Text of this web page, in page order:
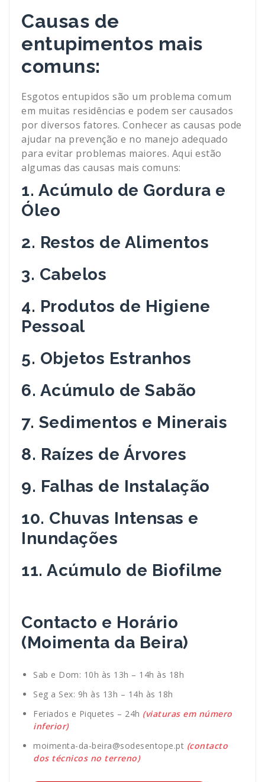
Causas de
entupimentos mais
comuns:
Esgotos entupidos são um problema comum
em muitas residências e podem ser causados
por diversos fatores. Conhecer as causas pode
ajudar na prevenção e no manejo adequado
para evitar problemas maiores. Aqui estão
algumas das causas mais comuns:
1. Acúmulo de Gordura e
Óleo
2. Restos de Alimentos
3. Cabelos
4. Produtos de Higiene
Pessoal
5. Objetos Estranhos
6. Acúmulo de Sabão
7. Sedimentos e Minerais
8. Raízes de Árvores
9. Falhas de Instalação
10. Chuvas Intensas e
Inundações
11. Acúmulo de Biofilme
Contacto e Horário
(Moimenta da Beira)
Sab e Dom: 10h às 13h – 14h às 18h
Seg a Sex: 9h às 13h – 14h às 18h
Feriados e Piquetes – 24h (viaturas em número
inferior)
moimenta-da-beira@sodesentope.pt (contacto
dos técnicos no terreno)